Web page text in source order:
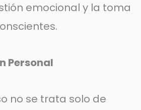
emocional y la toma
Personal
no se trata solo de